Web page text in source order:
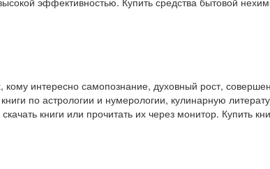
кому интересно самопознание, духовный рост,
по астрологии и нумерологии, кулинарную
книги или прочитать их через монитор. Купить